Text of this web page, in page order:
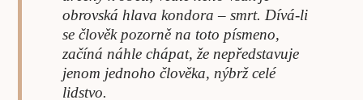
obrovská hlava kondora – smrt. Dívá-li
se člověk pozorně na toto písmeno,
začíná náhle chápat, že nepředstavuje
jenom jednoho člověka, nýbrž celé
lidstvo.